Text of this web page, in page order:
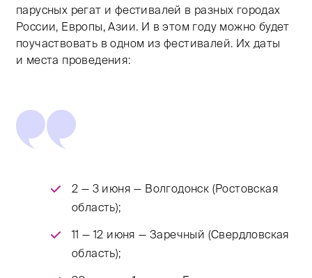
парусных регат и фестивалей​ в разных городах
России, Европы, Азии. И в этом году можно будет
поучаствовать в одном из фестивалей. Их даты
и места проведения:
2 — 3 июня — Волгодонск (Ростовская
область);
11 — 12 июня — Заречный (Свердловская
область);